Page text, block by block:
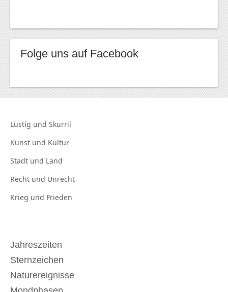
Folge uns auf Facebook
Lustig und Skurril
Kunst und Kultur
Stadt und Land
Recht und Unrecht
Krieg und Frieden
Jahreszeiten
Sternzeichen
Naturereignisse